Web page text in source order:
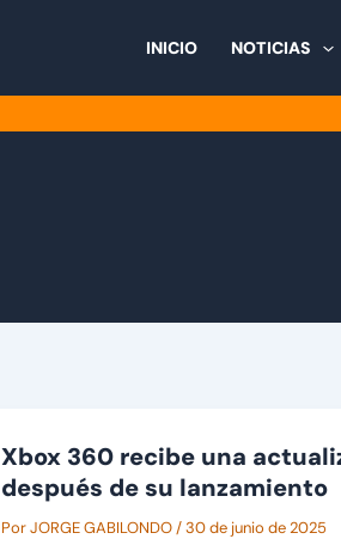
INICIO NOTICIAS
Xbox 360 recibe una
después de su lanzamiento
PorJORGE GABILONDO/30 de junio de 2025